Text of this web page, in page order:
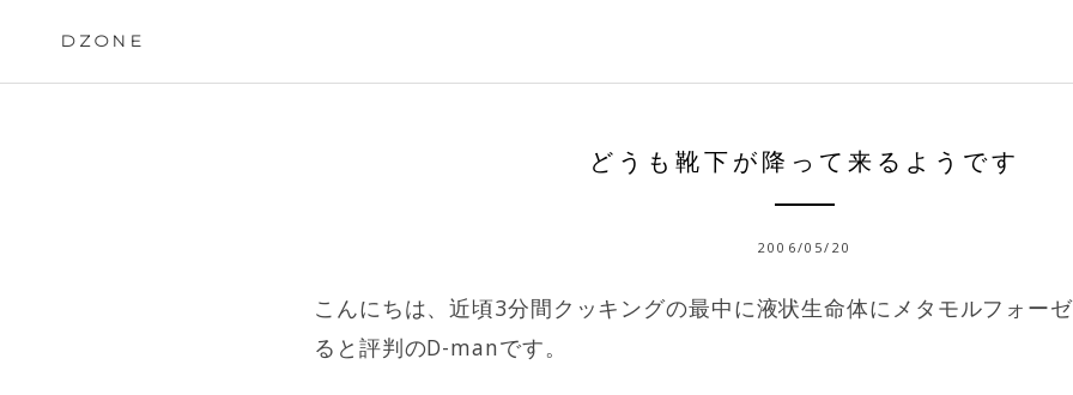
DZONE
どうも靴下が降って来るようです
2006/05/20
こんにちは、近頃3分間クッキングの最中に液状生命体にメタモルフォー
ると評判のD-manです。